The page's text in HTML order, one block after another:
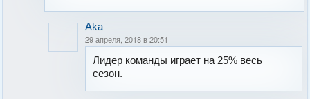
Aka
29 апреля, 2018 в 20:51
Лидер команды играет на 25% весь
сезон.